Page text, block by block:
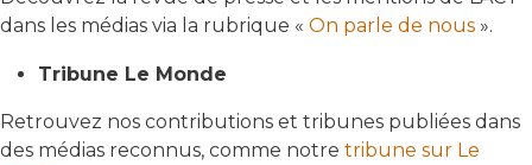
dans les médias via la rubrique « On parle de nous ».
Tribune Le Monde
Retrouvez nos contributions et tribunes publiées dans
des médias reconnus, comme notre tribune sur Le